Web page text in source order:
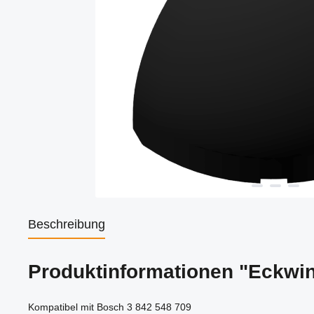
Beschreibung
Produktinformationen
Kompatibel mit Bosch 3 842 548 709